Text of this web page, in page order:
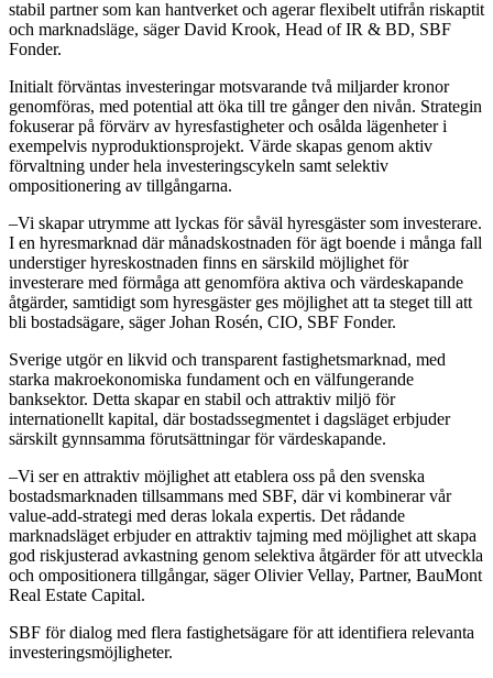
stabil partner som kan hantverket och agerar flexibelt utifrån riskaptit
och marknadsläge, säger David Krook, Head of IR & BD, SBF
Fonder.
Initialt förväntas investeringar motsvarande två miljarder kronor
genomföras, med potential att öka till tre gånger den nivån. Strategin
fokuserar på förvärv av hyresfastigheter och osålda lägenheter i
exempelvis nyproduktionsprojekt. Värde skapas genom aktiv
förvaltning under hela investeringscykeln samt selektiv
ompositionering av tillgångarna.
–Vi skapar utrymme att lyckas för såväl hyresgäster som investerare.
I en hyresmarknad där månadskostnaden för ägt boende i många fall
understiger hyreskostnaden finns en särskild möjlighet för
investerare med förmåga att genomföra aktiva och värdeskapande
åtgärder, samtidigt som hyresgäster ges möjlighet att ta steget till att
bli bostadsägare, säger Johan Rosén, CIO, SBF Fonder.
Sverige utgör en likvid och transparent fastighetsmarknad, med
starka makroekonomiska fundament och en välfungerande
banksektor. Detta skapar en stabil och attraktiv miljö för
internationellt kapital, där bostadssegmentet i dagsläget erbjuder
särskilt gynnsamma förutsättningar för värdeskapande.
–Vi ser en attraktiv möjlighet att etablera oss på den svenska
bostadsmarknaden tillsammans med SBF, där vi kombinerar vår
value-add-strategi med deras lokala expertis. Det rådande
marknadsläget erbjuder en attraktiv tajming med möjlighet att skapa
god riskjusterad avkastning genom selektiva åtgärder för att utveckla
och ompositionera tillgångar, säger Olivier Vellay, Partner, BauMont
Real Estate Capital.
SBF för dialog med flera fastighetsägare för att identifiera relevanta
investeringsmöjligheter.